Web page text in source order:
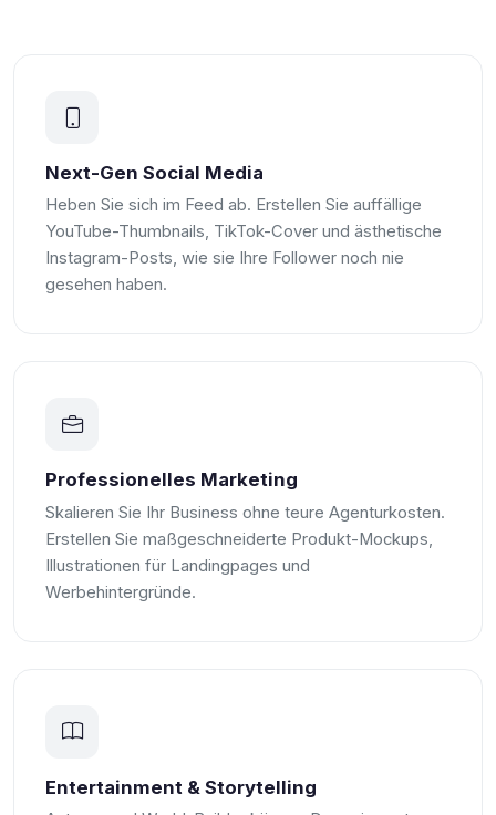
Next-Gen Social Media
Heben Sie sich im Feed ab. Erstellen Sie auffällige
YouTube-Thumbnails, TikTok-Cover und ästhetische
Instagram-Posts, wie sie Ihre Follower noch nie
gesehen haben.
Professionelles Marketing
Skalieren Sie Ihr Business ohne teure Agenturkosten.
Erstellen Sie maßgeschneiderte Produkt-Mockups,
Illustrationen für Landingpages und
Werbehintergründe.
Entertainment & Storytelling